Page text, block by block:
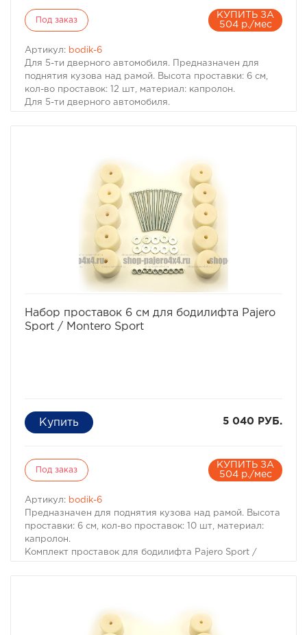
Под заказ
КУПИТЬ ЗА
504 р./мес
Артикул: bodik-6
Для 5-ти дверного автомобиля. Предназначен для
поднятия кузова над рамой. Высота проставки: 6 см,
кол-во проставок: 12 шт, материал: капролон.
Для 5-ти дверного автомобиля.
условиях офф-роуд.
В комплект проставок для бодилифта Pajero II /
Montero II входят сами проставки, а также болты, гайки
и шайбы для крепления.
Характеристики Комплекта проставок для бодилифта
Pajero II / Montero II:
· Высота проставки: 6 см
· Кол-во проставок: 12 шт
· Материал: капролон
Комплект проставок для бодилифта Pajero II / Montero
Набор проставок 6 см для бодилифта Pajero
Sport / Montero Sport
5 040 РУБ.
Под заказ
КУПИТЬ ЗА
504 р./мес
Артикул: bodik-6
Предназначен для поднятия кузова над рамой. Высота
проставки: 6 см, кол-во проставок: 10 шт, материал:
капролон.
Комплект проставок для бодилифта Pajero Sport /
В комплект проставок для бодилифта Pajero Sport /
Montero Sport входят сами проставки, а также болты,